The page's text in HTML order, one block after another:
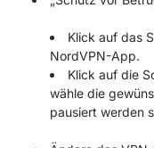
Klick auf das
NordVPN-App.
Klick auf die
wähle die
pausiert werden